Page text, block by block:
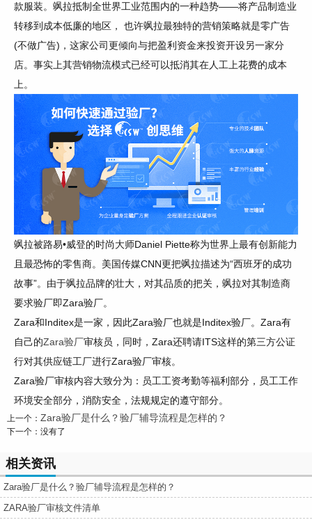
款服装。飒拉抵制全世界工业范围内的一种趋势——将产品制造业
转移到成本低廉的地区， 也许飒拉最独特的营销策略就是零广告
(不做广告)，这家公司更倾向与把盈利资金来投资开设另一家分
店。事实上其营销物流模式已经可以抵消其在人工上花费的成本
上。
飒拉被路易•威登的时尚大师Daniel Piette称为世界上最有创新能力
且最恐怖的零售商。美国传媒CNN更把飒拉描述为“西班牙的成功
故事”。 由于飒拉品牌的壮大，对其品质的把关，飒拉对其制造商
要求验厂即Zara验厂。
Zara和Inditex是一家，因此Zara验厂也就是Inditex验厂。Zara有
自己的Zara验厂审核员，同时，Zara还聘请ITS这样的第三方公证
行对其供应链工厂进行Zara验厂审核。
Zara验厂审核内容大致分为：员工工资考勤等福利部分，员工工作
环境安全部分，消防安全，法规规定的遵守部分。
上一个： Zara验厂是什么？验厂辅导流程是怎样的？
下一个：没有了
相关资讯
Zara验厂是什么？验厂辅导流程是怎样的？
ZARA验厂审核文件清单